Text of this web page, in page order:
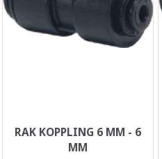
RAK KOPPLING 6 MM - 6
MM